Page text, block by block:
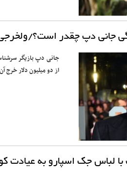
جانی دپ چقدر است؟/
جانی دپ بازیگر
از دو میلیون دلار خرج
با لباس جک اسپارو به عیادت